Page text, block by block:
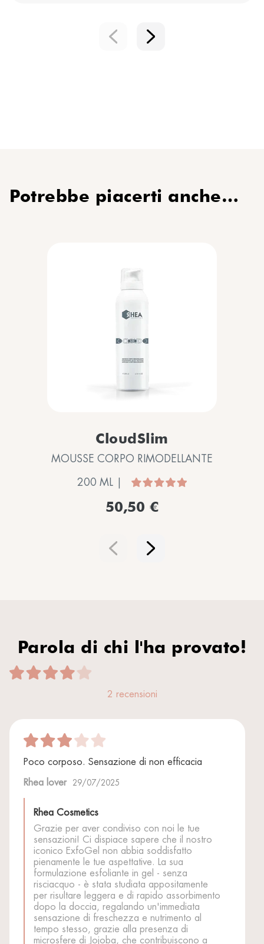
Potrebbe piacerti anche…
CloudSlim
MOUSSE CORPO RIMODELLANTE
200 ML |
50,50 €
Parola di chi l'ha provato!
2 recensioni
Poco corposo. Sensazione di non efficacia
Rhea lover 29/07/2025
Rhea Cosmetics
Grazie per aver condiviso con noi le tue
sensazioni! Ci dispiace sapere che il nostro
iconico ExfoGel non abbia soddisfatto
pienamente le tue aspettative. La sua
formulazione esfoliante in gel - senza
risciacquo - è stata studiata appositamente
per risultare leggera e di rapido assorbimento
dopo la doccia, regalando un'immediata
sensazione di freschezza e nutrimento al
tempo stesso, grazie alla presenza di
microsfere di Jojoba, che contribuiscono a